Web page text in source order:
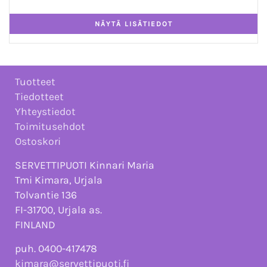
Tuotteet
Tiedotteet
Yhteystiedot
Toimitusehdot
Ostoskori
SERVETTIPUOTI Kinnari Maria
Tmi Kimara, Urjala
Tolvantie 136
FI-31700, Urjala as.
FINLAND
puh. 0400-417478
kimara@servettipuoti.fi